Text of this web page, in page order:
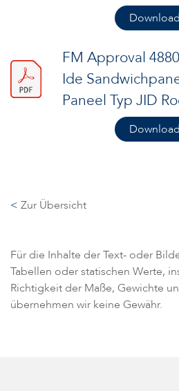
Download
FM Approval
Ide
Paneel Typ JID
Download
< Zur Übersicht
Für die Inhalte der Text- oder
Tabellen oder statischen Werte,
Richtigkeit der Maße, Gewichte
übernehmen wir keine Gewähr.